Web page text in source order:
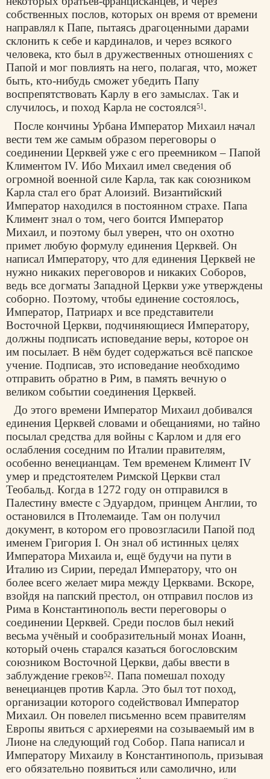
собственных послов, которых он время от времени
направлял к Папе, пытаясь драгоценными дарами
склонить к себе и кардиналов, и через всякого
человека, кто был в дружественных отношениях с
Папой и мог повлиять на него, полагая, что, может
быть, кто-нибудь сможет убедить Папу
воспрепятствовать Карлу в его замыслах. Так и
случилось, и поход Карла не состоялся51.
После кончины Урбана Император Михаил начал
вести тем же самым образом переговоры о
соединении Церквей уже с его преемником – Папой
Климентом IV. Ибо Михаил имел сведения об
огромной военной силе Карла, так как союзником
Карла стал его брат Алоизий. Византийский
Император находился в постоянном страхе. Папа
Климент знал о том, чего боится Император
Михаил, и поэтому был уверен, что он охотно
примет любую формулу единения Церквей. Он
написал Императору, что для единения Церквей не
нужно никаких переговоров и никаких Соборов,
ведь все догматы Западной Церкви уже утверждены
соборно. Поэтому, чтобы единение состоялось,
Император, Патриарх и все представители
Восточной Церкви, подчиняющиеся Императору,
должны подписать исповедание веры, которое он
им посылает. В нём будет содержаться всё папское
учение. Подписав, это исповедание необходимо
отправить обратно в Рим, в память вечную о
великом событии соединения Церквей.
До этого времени Император Михаил добивался
единения Церквей словами и обещаниями, но тайно
посылал средства для войны с Карлом и для его
ослабления соседним по Италии правителям,
особенно венецианцам. Тем временем Климент IV
умер и предстоятелем Римской Церкви стал
Теобальд. Когда в 1272 году он отправился в
Палестину вместе с Эдуардом, принцем Англии, то
остановился в Птолемаиде. Там он получил
документ, в котором его провозгласили Папой под
именем Григория I. Он знал об истинных целях
Императора Михаила и, ещё будучи на пути в
Италию из Сирии, передал Императору, что он
более всего желает мира между Церквами. Вскоре,
взойдя на папский престол, он отправил послов из
Рима в Константинополь вести переговоры о
соединении Церквей. Среди послов был некий
весьма учёный и сообразительный монах Иоанн,
который очень старался казаться богословским
союзником Восточной Церкви, дабы ввести в
заблуждение греков52. Папа помешал походу
венецианцев против Карла. Это был тот поход,
организации которого содействовал Император
Михаил. Он повелел письменно всем правителям
Европы явиться с архиереями на созываемый им в
Лионе на следующий год Собор. Папа написал и
Императору Михаилу в Константинополь, призывая
его обязательно появиться или самолично, или